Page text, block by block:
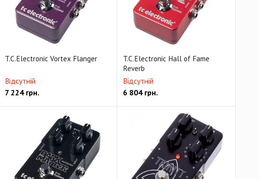
T.C.Electronic Vortex Flanger
Відсутній
7 224грн.
T.C.Electronic Hall of Fame
Reverb
Відсутній
6 804грн.